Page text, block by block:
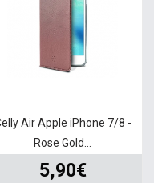
Air Apple iPhone 7/8 -
Rose Gold...
5,90€